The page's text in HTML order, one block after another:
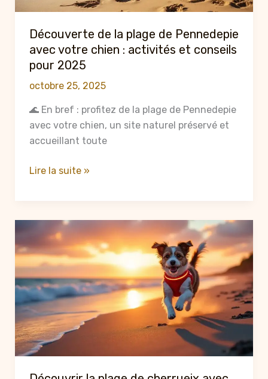
conseils
et
Découverte de la plage de Pennedepie
avec votre chien : activités et conseils
pour 2025
octobre 25, 2025
🌊 En bref : profitez de la plage de Pennedepie
avec votre chien, un site naturel préservé et
accueillant toute
Découverte
Pennedepie
avec
votre
chien
activités
et
conseils
pour
Lire la suite »